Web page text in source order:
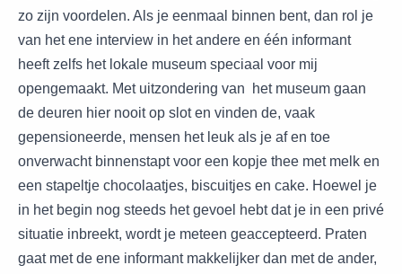
zo zijn voordelen. Als je eenmaal binnen bent, dan rol je
van het ene interview in het andere en één informant
heeft zelfs het lokale museum speciaal voor mij
opengemaakt. Met uitzondering van het museum gaan
de deuren hier nooit op slot en vinden de, vaak
gepensioneerde, mensen het leuk als je af en toe
onverwacht binnenstapt voor een kopje thee met melk en
een stapeltje chocolaatjes, biscuitjes en cake. Hoewel je
in het begin nog steeds het gevoel hebt dat je in een privé
situatie inbreekt, wordt je meteen geaccepteerd. Praten
gaat met de ene informant makkelijker dan met de ander,